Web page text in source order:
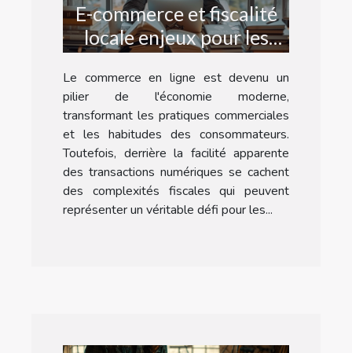
E-commerce et fiscalité
locale enjeux pour les
commerçants en ligne
Le commerce en ligne est devenu un
pilier de l'économie moderne,
transformant les pratiques commerciales
et les habitudes des consommateurs.
Toutefois, derrière la facilité apparente
des transactions numériques se cachent
des complexités fiscales qui peuvent
représenter un véritable défi pour les...